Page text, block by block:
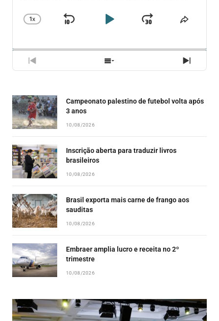
CHANGE
1X
SKIP
PLAYJUMP
PREVIOUS
EPISODE
SHOW
EPISODES
NEXT
Campeonato palestino de futebol volta após
3 anos
10/08/2026
Inscrição aberta para traduzir livros
brasileiros
10/08/2026
Brasil exporta mais carne de frango aos
sauditas
10/08/2026
Embraer amplia lucro e receita no 2º
trimestre
10/08/2026